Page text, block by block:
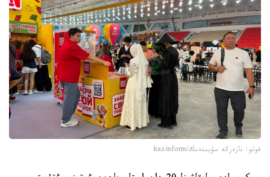
فوتو: نازەركە سۇيىندىك/kazinform